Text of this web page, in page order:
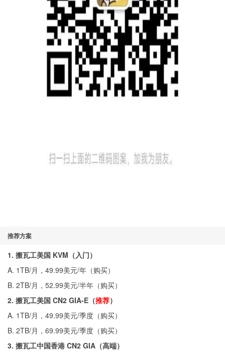
推荐方案
1. 搬瓦工美国 KVM（入门）
A. 1TB/月，49.99美元/年（购买）
B. 2TB/月，52.99美元/半年（购买）
2. 搬瓦工美国 CN2 GIA-E（推荐）
A. 1TB/月，49.99美元/季度（购买）
B. 2TB/月，69.99美元/季度（购买）
3. 搬瓦工中国香港 CN2 GIA（高端）